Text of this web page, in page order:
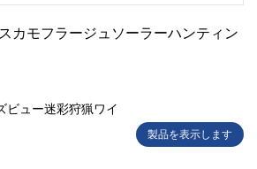
カモフラージュソーラーハンティン
ビュー迷彩狩猟ワイ
製品を表示します